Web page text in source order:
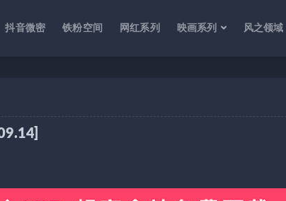
抖音微密 铁粉空间 网红系列 映画系列 风之领域